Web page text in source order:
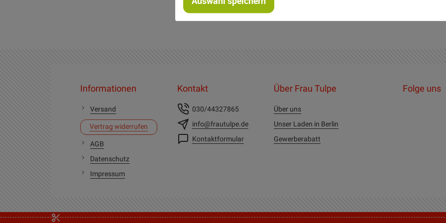
Informationen
Versand
Vertrag widerrufen
AGB
Datenschutz
Impressum
Kontakt
030/44327865
info@frautulpe.de
Kontaktformular
Über Frau Tulpe
Über uns
Unser Laden in Berlin
Gewerberabatt
Folge uns